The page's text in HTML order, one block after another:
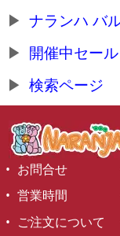
ナランハ バ
開催中セー
検索ページ
お問合せ
営業時間
ご注文について